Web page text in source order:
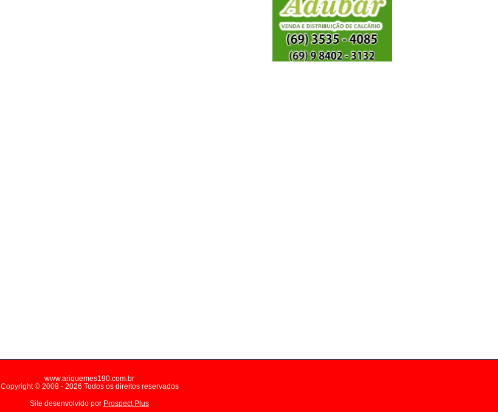
www.ariquemes190.com.br
Copyright © 2008 - 2026 Todos os direitos reservados
Site desenvolvido por Prospect Plus